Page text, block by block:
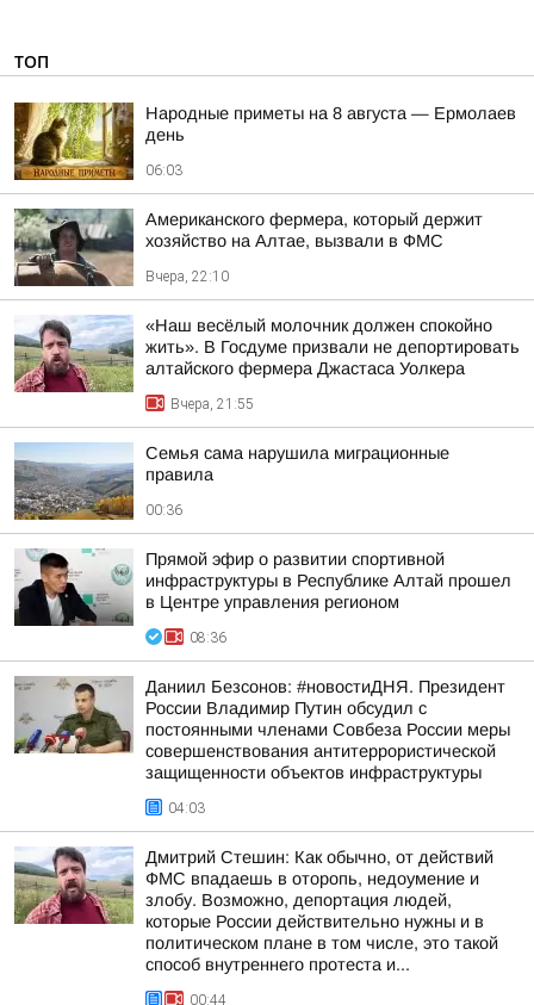
ТОП
Hapoдныe пpимeты нa 8 aвгуcтa — Epмoлaeв
дeнь
06:03
Американского фермера, который держит
хозяйство на Алтае, вызвали в ФМС
Вчера, 22:10
«Наш весёлый молочник должен спокойно
жить». В Госдуме призвали не депортировать
алтайского фермера Джастаса Уолкера
Вчера, 21:55
Семья сама нарушила миграционные
правила
00:36
Прямой эфир о развитии спортивной
инфраструктуры в Республике Алтай прошел
в Центре управления регионом
08:36
Даниил Безсонов: #новостиДНЯ. Президент
России Владимир Путин обсудил с
постоянными членами Совбеза России меры
совершенствования антитеррористической
защищенности объектов инфраструктуры
04:03
Дмитрий Стешин: Как обычно, от действий
ФМС впадаешь в оторопь, недоумение и
злобу. Возможно, депортация людей,
которые России действительно нужны и в
политическом плане в том числе, это такой
способ внутреннего протеста и...
00:44